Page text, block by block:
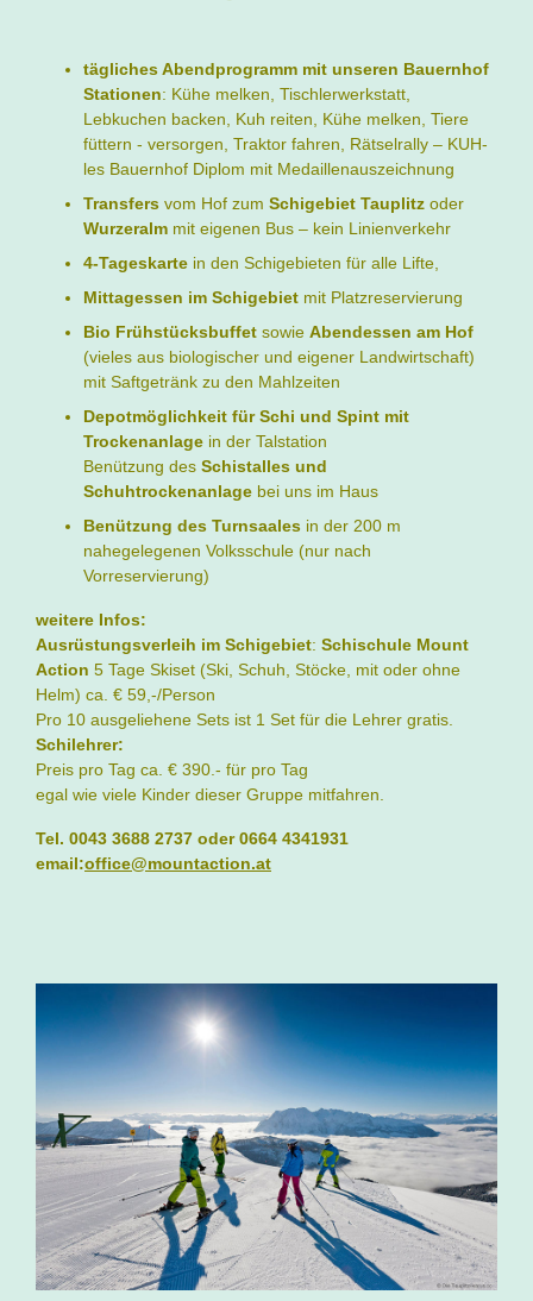
tägliches Abendprogramm mit unseren Bauernhof
Stationen: Kühe melken, Tischlerwerkstatt,
Lebkuchen backen, Kuh reiten, Kühe melken, Tiere
füttern - versorgen, Traktor fahren, Rätselrally – KUH-
les Bauernhof Diplom mit Medaillenauszeichnung
Transfers vom Hof zum Schigebiet Tauplitz oder
Wurzeralm mit eigenen Bus – kein Linienverkehr
4-Tageskarte in den Schigebieten für alle Lifte,
Mittagessen im Schigebiet mit Platzreservierung
Bio Frühstücksbuffet sowie Abendessen am Hof
(vieles aus biologischer und eigener Landwirtschaft)
mit Saftgetränk zu den Mahlzeiten
Depotmöglichkeit für Schi und Spint mit
Trockenanlage in der Talstation
Benützung des Schistalles und
Schuhtrockenanlage bei uns im Haus
Benützung des Turnsaales in der 200 m
nahegelegenen Volksschule (nur nach
Vorreservierung)
weitere Infos:
Ausrüstungsverleih im Schigebiet: Schischule Mount
Action 5 Tage Skiset (Ski, Schuh, Stöcke, mit oder ohne
Helm) ca. € 59,-/Person
Pro 10 ausgeliehene Sets ist 1 Set für die Lehrer gratis.
Schilehrer:
Preis pro Tag ca. € 390.- für pro Tag
egal wie viele Kinder dieser Gruppe mitfahren.
Tel. 0043 3688 2737 oder 0664 4341931
email:office@mountaction.at